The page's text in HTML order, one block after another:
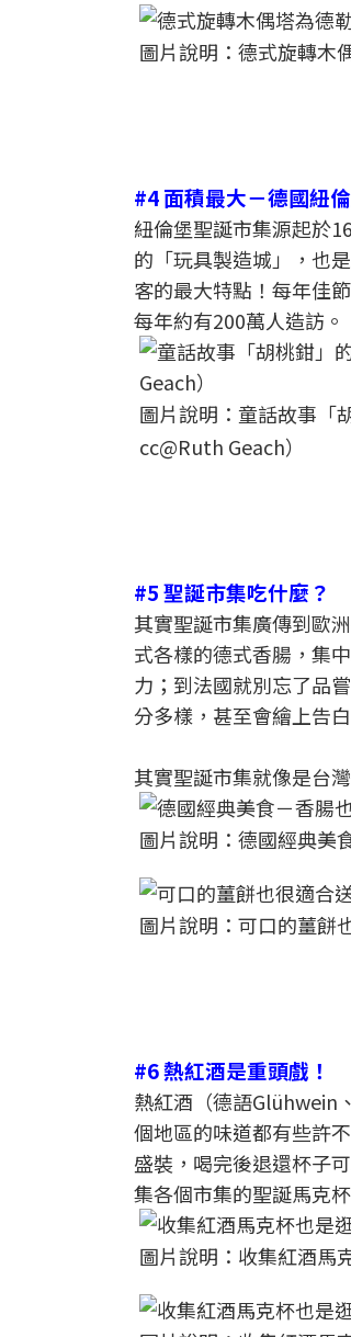
圖片說明：德式旋轉木
#4 面積最大－德國紐
紐倫堡聖誕市集源起於
的「玩具製造城」，也
客的最大特點！每年佳
每年約有200萬人造訪。
圖片說明：童話故事「
cc@Ruth Geach）
#5 聖誕市集吃什麼？
其實聖誕市集廣傳到歐
式各樣的德式香腸，集
力；到法國就別忘了品
分多樣，甚至會繪上告
其實聖誕市集就像是台
圖片說明：德國經典美
圖片說明：可口的薑餅
#6 熱紅酒是重頭戲！
熱紅酒（德語Glühwein
個地區的味道都有些許
盛裝，喝完後退還杯子
集各個市集的聖誕馬克
圖片說明：收集紅酒馬